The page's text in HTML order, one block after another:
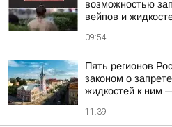
возможностью
вейпов и
09:54
Пять регионов
законом о
жидкостей к ним
11:39